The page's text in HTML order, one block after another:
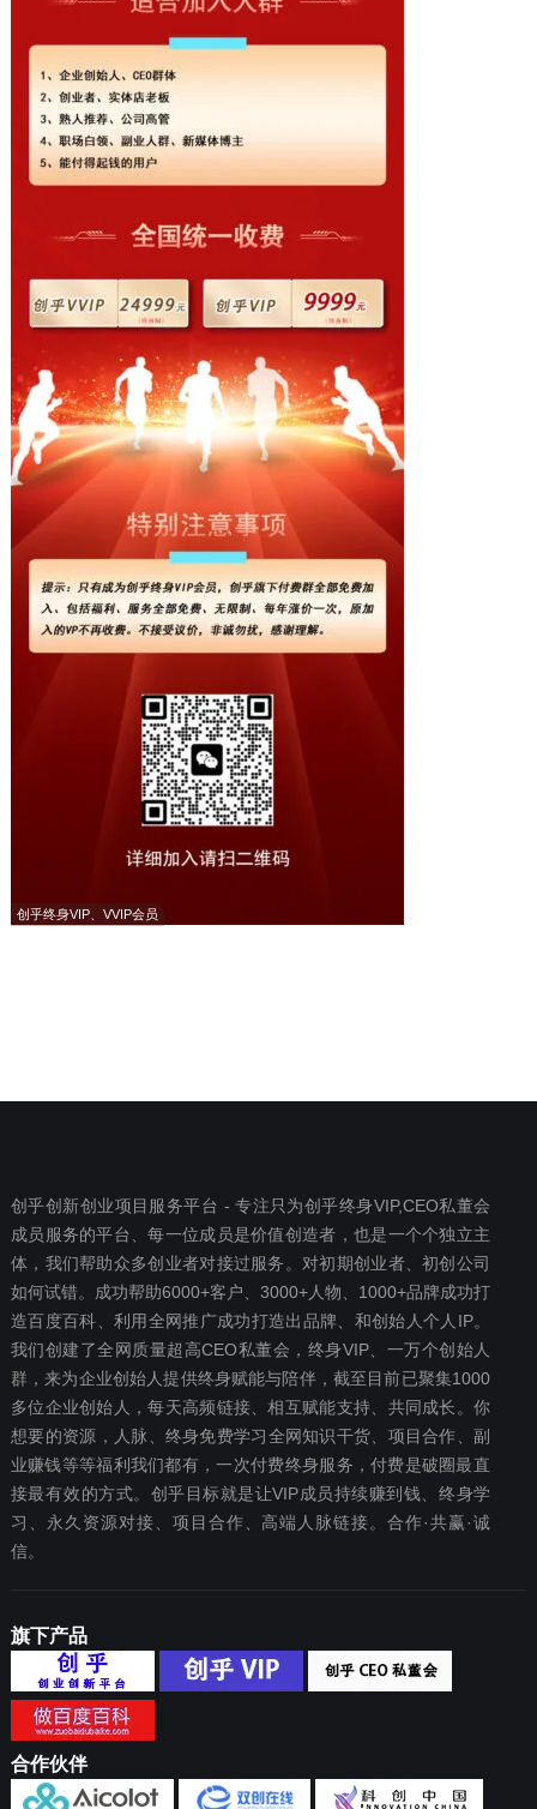
创乎终身VIP、VVIP会员
创乎创新创业项目服务平台 - 专注只为创乎终身VIP,CEO私董会
成员服务的平台、每一位成员是价值创造者，也是一个个独立主
体，我们帮助众多创业者对接过服务。对初期创业者、初创公司
如何试错。成功帮助6000+客户、3000+人物、1000+品牌成功打
造百度百科、利用全网推广成功打造出品牌、和创始人个人IP。
我们创建了全网质量超高CEO私董会，终身VIP、一万个创始人
群，来为企业创始人提供终身赋能与陪伴，截至目前已聚集1000
多位企业创始人，每天高频链接、相互赋能支持、共同成长。你
想要‬的资源，人脉、终身免费学习全网知识干货、项目合作、副
业赚钱等等福利我们都‬有，一次付费终‬身服务，付费是破圈最‬直
接最有效‬的方式。创乎目标就是让VIP成员持续赚到钱、终身学
习、永久资源对接、项目合作、高端人脉链接。合作·共赢·诚
信。
旗下产品
合作伙伴